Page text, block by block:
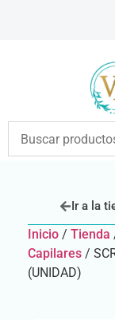
Ir a la
Inicio / Tienda
Capilares /
(UNIDAD)